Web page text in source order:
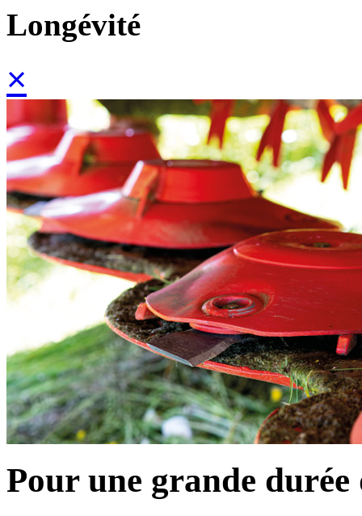
Longévité
×
Pour une grande durée